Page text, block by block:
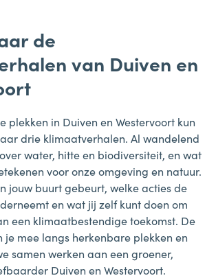
de
van Duiven en
plekken in Duiven en Westervoort kun
drie klimaatverhalen. Al wandelend
water, hitte en biodiversiteit, en wat
voor onze omgeving en natuur.
jouw buurt gebeurt, welke acties de
en wat jij zelf kunt doen om
een klimaatbestendige toekomst. De
je mee langs herkenbare plekken en
samen werken aan een groener,
Duiven en Westervoort.